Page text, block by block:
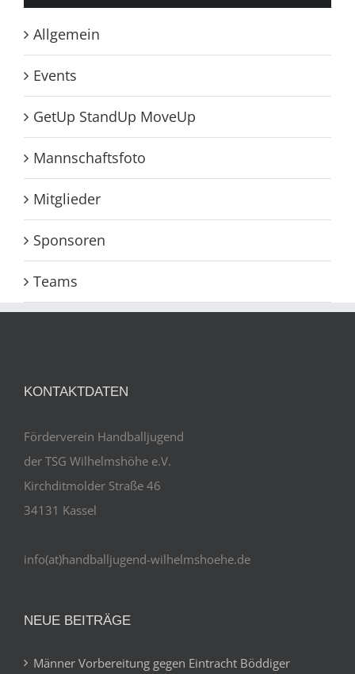
Allgemein
Events
GetUp StandUp MoveUp
Mannschaftsfoto
Mitglieder
Sponsoren
Teams
KONTAKTDATEN
Förderverein Handballjugend
der TSG Wilhelmshöhe e.V.
Kirchditmolder Straße 46
34131 Kassel
info(at)handballjugend-wilhelmshoehe.de
NEUE BEITRÄGE
Männer Vorbereitung gegen Eintracht Böddiger